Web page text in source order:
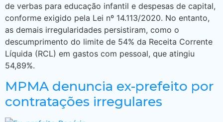
de verbas para educação infantil e despesas de capital,
conforme exigido pela Lei nº 14.113/2020. No entanto,
as demais irregularidades persistiram, como o
descumprimento do limite de 54% da Receita Corrente
Líquida (RCL) em gastos com pessoal, que atingiu
54,89%.
MPMA denuncia ex-prefeito por
contratações irregulares